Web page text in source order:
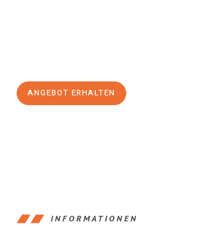
ANGEBOT ERHALTEN
INFORMATIONEN